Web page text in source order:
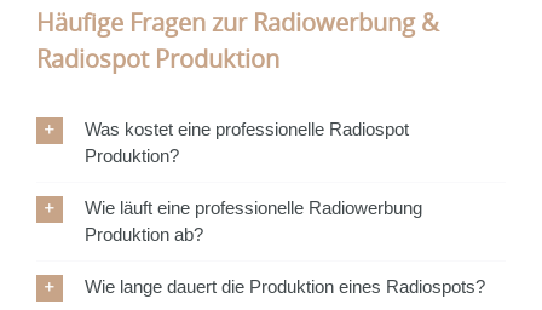
Häufige Fragen zur Radiowerbung &
Radiospot Produktion
Was kostet eine professionelle Radiospot
Produktion?
Wie läuft eine professionelle Radiowerbung
Produktion ab?
Wie lange dauert die Produktion eines Radiospots?